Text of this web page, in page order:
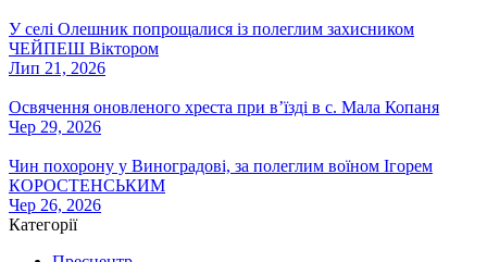
У селі Олешник попрощалися із полеглим захисником
ЧЕЙПЕШ Віктором
Лип 21, 2026
Освячення оновленого хреста при вʼїзді в с. Мала Копаня
Чер 29, 2026
Чин похорону у Виноградові, за полеглим воїном Ігорем
КОРОСТЕНСЬКИМ
Чер 26, 2026
Категорії